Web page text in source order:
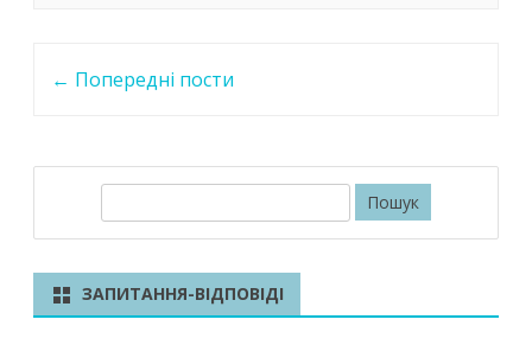
navigation
← Попередні пости
к
ЗАПИТАННЯ-ВІДПОВІДІ